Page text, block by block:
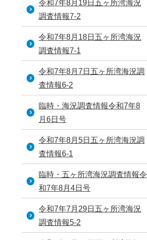
令和7年8月19日五ヶ所湾海況
調査情報7-2
令和7年8月18日五ヶ所湾海況
調査情報7-1
令和7年8月7日五ヶ所湾海況調
査情報6-2
臨時・海況調査情報令和7年8
月6日号
令和7年8月5日五ヶ所湾海況調
査情報6-1
臨時・五ヶ所湾海況調査情報令
和7年8月4日号
令和7年7月29日五ヶ所湾海況
調査情報5-2